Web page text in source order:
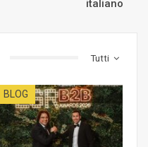
italiano
Tutti
BLOG